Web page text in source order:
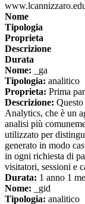
Nome
Tipologia
Proprieta
Descrizione
Durata
Nome: _ga
Tipologia: analitico
Proprieta: Prima
Descrizione:
Analytics, che è un
analisi più
utilizzato per
generato in modo
in ogni richiesta di
visitatori, sessioni e
Durata: 1 anno 1
Nome: _gid
Tipologia: analitico